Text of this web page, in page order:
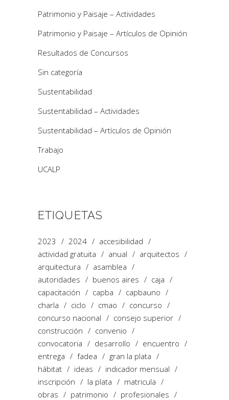
Patrimonio y Paisaje – Actividades
Patrimonio y Paisaje – Artículos de Opinión
Resultados de Concursos
Sin categoría
Sustentabilidad
Sustentabilidad – Actividades
Sustentabilidad – Artículos de Opinión
Trabajo
UCALP
ETIQUETAS
2023 2024
accesibilidad
actividad gratuita
anual
arquitectos
arquitectura
asamblea
autoridades
buenos aires
caja
capacitación
capba
capbauno
charla
ciclo cmao
concurso
concurso nacional
consejo superior
construcción
convenio
convocatoria
desarrollo
encuentro
entrega
fadea
gran la plata
hábitat
ideas
indicador mensual
inscripción
la plata
matricula
obras
patrimonio
profesionales